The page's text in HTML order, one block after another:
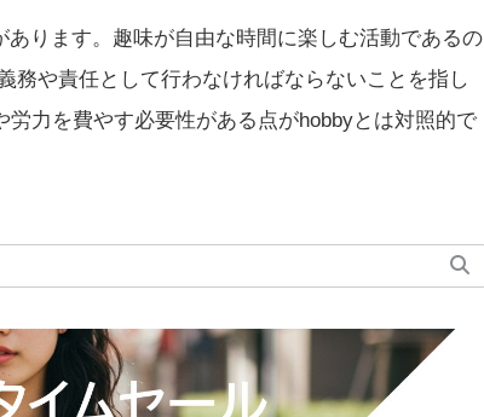
あります。趣味が自由な時間に楽しむ活動であるの
務や責任として行わなければならないことを指し
力を費やす必要性がある点がhobbyとは対照的で